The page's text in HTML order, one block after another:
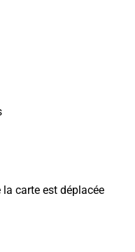
la carte est déplacée